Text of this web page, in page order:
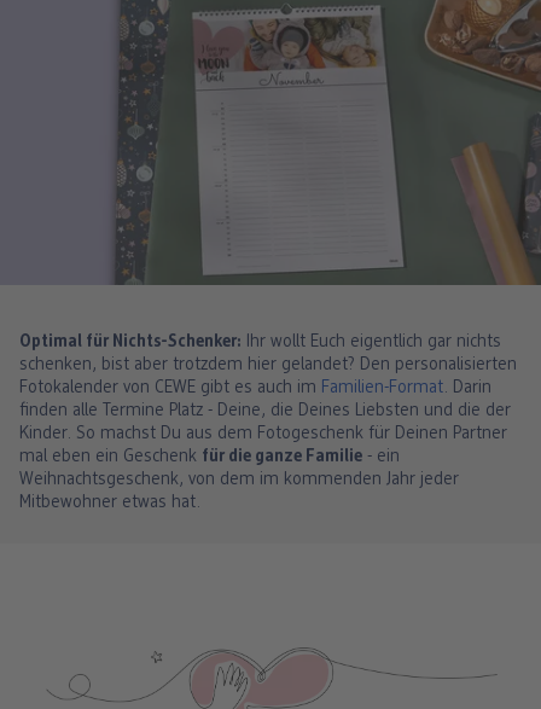
Optimal für Nichts-Schenker: Ihr wollt Euch eigentlich gar nichts
schenken, bist aber trotzdem hier gelandet? Den personalisierten
Fotokalender von CEWE gibt es auch im Familien-Format. Darin
finden alle Termine Platz - Deine, die Deines Liebsten und die der
Kinder. So machst Du aus dem Fotogeschenk für Deinen Partner
mal eben ein Geschenk für die ganze Familie - ein
Weihnachtsgeschenk, von dem im kommenden Jahr jeder
Mitbewohner etwas hat.